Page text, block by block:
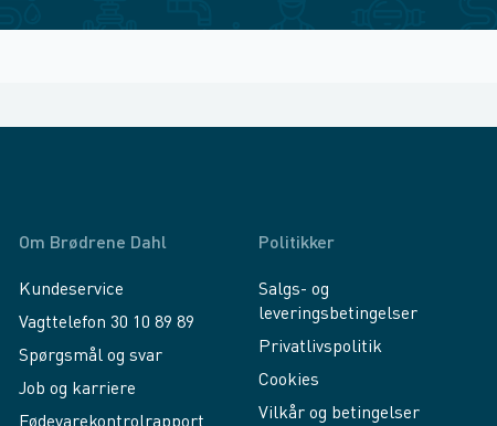
Om Brødrene Dahl
Kundeservice
Vagttelefon 30 10 89 89
Spørgsmål og svar
Job og karriere
Politikker
Salgs- og
leveringsbetingelser
Privatlivspolitik
Cookies
Vilkår og betingelser